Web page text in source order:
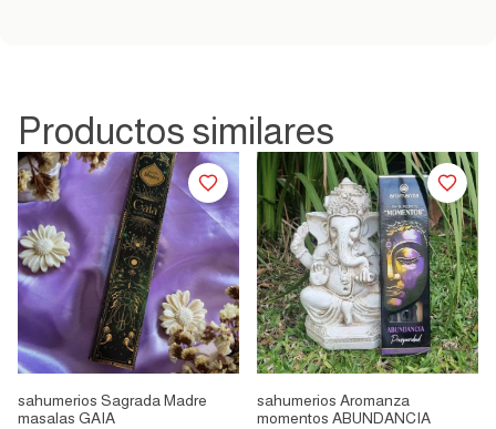
Productos similares
sahumerios Sagrada Madre
masalas GAIA
sahumerios Aromanza
momentos ABUNDANCIA